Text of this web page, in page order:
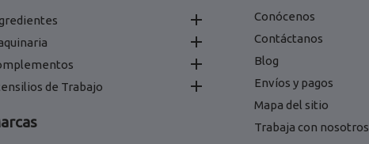



de Trabajo 
Conócenos
Contáctanos
Blog
Envíos y pagos
Mapa del sitio
Trabaja con nosotros